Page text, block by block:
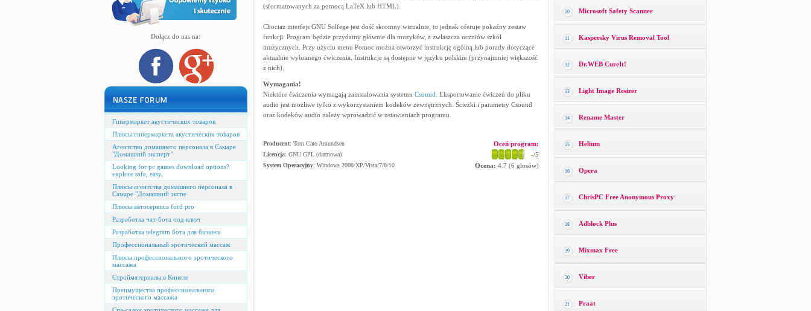
Dołącz do nas na:
Гипермаркет акустических товаров
Плюсы гипермаркета акустических товаров
Агентство домашнего персонала в Самаре
"Домашний эксперт"
Looking for pc games download options?
explore safe, easy,
Плюсы агентства домашнего персонала в
Самаре "Домашний экспе
Плюсы автосервиса ford pro
Разработка чат-бота под ключ
Разработка telegram бота для бизнеса
Профессиональный эротический массаж
Плюсы профессионального эротического
массажа
Стройматериалы в Кинеле
Преимущества профессионального
эротического массажа
(sformatowanych za pomocą LaTeX lub HTML).
Chociaż interfejs GNU Solfege jest dość skromny wizualnie, to jednak oferuje pokaźny zestaw
funkcji. Program będzie przydatny głównie dla muzyków, a zwłaszcza uczniów szkół
muzycznych. Przy użyciu menu Pomoc można otworzyć instrukcję ogólną lub porady dotyczące
aktualnie wybranego ćwiczenia. Instrukcje są dostępne w języku polskim (przynajmniej większość
z nich).
Wymagania!
Niektóre ćwiczenia wymagają zainstalowania systemu Csound . Eksportowanie ćwiczeń do pliku
audio jest możliwe tylko z wykorzystaniem kodeków zewnętrznych. Ścieżki i parametry Csound
oraz kodeków audio należy wprowadzić w ustawieniach programu.
Producent: Tom Cato Amundsen
Licencja: GNU GPL (darmowa)
System Operacyjny: Windows 2000/XP/Vista/7/8/10
Oceń program:
-/5
Ocena: 4.7 (6 głosów)
10 Microsoft Safety Scanner
11 Kaspersky Virus Removal Tool
12 Dr.WEB CureIt!
13 Light Image Resizer
14 Rename Master
15 Helium
16 Opera
17 ChrisPC Free Anonymous Proxy
18 Adblock Plus
19 Mixmax Free
20 Viber
21 Praat